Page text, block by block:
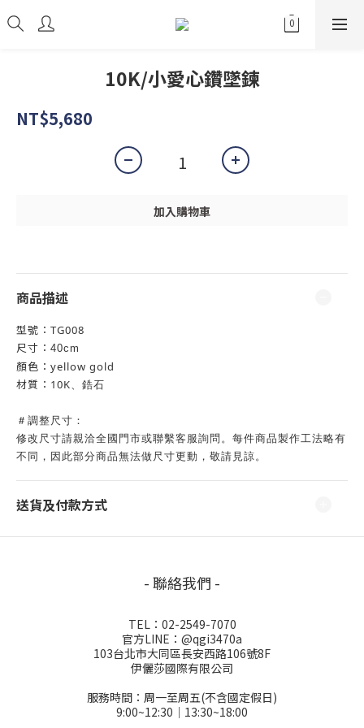
10K/小愛心鑽墜鍊
NT$5,680
加入購物車
商品描述
型號：TG008
尺寸： 40cm
顏色：yellow gold
材質：10K、鋯石
＃調整尺寸：
修改尺寸請親洽全國 門市或聯繫客服詢問。 每件商品製作工法略有
不同，因此部分商品無法做尺寸更動，敬請見諒。
送貨及付款方式
- 聯絡我們 -
TEL：02-2549-7070
官方LINE：@qgi3470a
103台北市大同區長安西路106號8F
伊儷莎國際有限公司
服務時間：周一至周五(不含國定假日)
9:00~12:30│13:30~18:00